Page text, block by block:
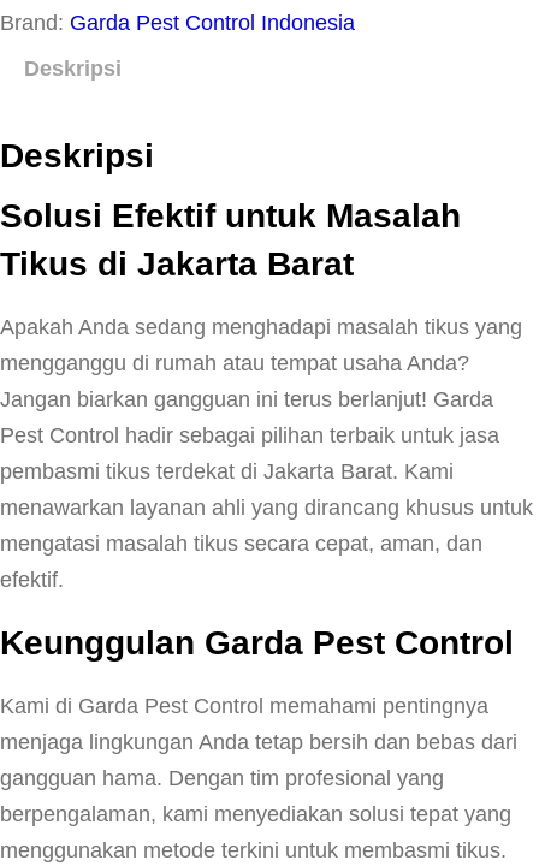
Brand: Garda Pest Control Indonesia
Deskripsi
Deskripsi
Solusi Efektif untuk Masalah
Tikus di Jakarta Barat
Apakah Anda sedang menghadapi masalah tikus yang
mengganggu di rumah atau tempat usaha Anda?
Jangan biarkan gangguan ini terus berlanjut! Garda
Pest Control hadir sebagai pilihan terbaik untuk jasa
pembasmi tikus terdekat di Jakarta Barat. Kami
menawarkan layanan ahli yang dirancang khusus untuk
mengatasi masalah tikus secara cepat, aman, dan
efektif.
Keunggulan Garda Pest Control
Kami di Garda Pest Control memahami pentingnya
menjaga lingkungan Anda tetap bersih dan bebas dari
gangguan hama. Dengan tim profesional yang
berpengalaman, kami menyediakan solusi tepat yang
menggunakan metode terkini untuk membasmi tikus.